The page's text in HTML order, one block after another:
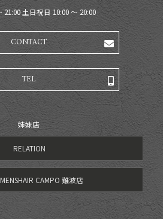
21:00 土日祝日 10:00 〜 20:00
CONTACT
TEL
姉妹店
RELATION
CAMPO 難波店